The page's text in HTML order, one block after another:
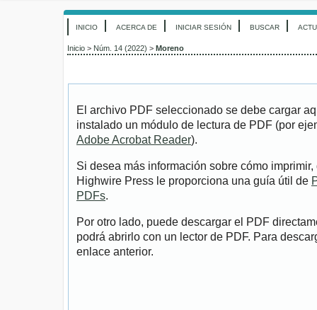
INICIO ACERCA DE INICIAR SESIÓN BUSCAR
Inicio > Núm. 14 (2022) > Moreno
El archivo PDF seleccionado se debe cargar
instalado un módulo de lectura de PDF (por
Adobe Acrobat Reader).
Si desea más información sobre cómo
Highwire Press le proporciona una guía útil de
PDFs.
Por otro lado, puede descargar el PDF
podrá abrirlo con un lector de PDF. Para
enlace anterior.